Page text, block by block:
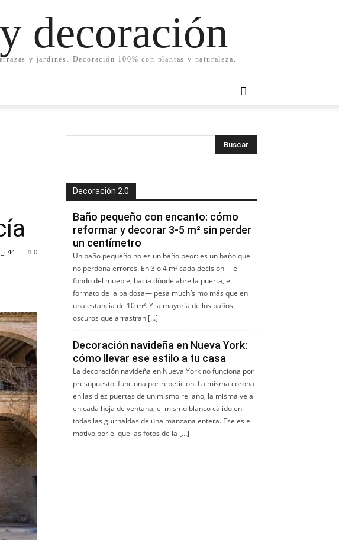
decoración
y jardines. Decoración 100% con plantas y naturaleza.
0
44
Decoración 2.0
Baño pequeño con encanto: cómo
reformar y decorar 3-5 m² sin perder
un centímetro
Un baño pequeño no es un baño peor: es un baño que
no perdona errores. En 3 o 4 m² cada decisión —el
fondo del mueble, hacia dónde abre la puerta, el
formato de la baldosa— pesa muchísimo más que en
una estancia de 10 m². Y la mayoría de los baños
oscuros que arrastran […]
Decoración navideña en Nueva York:
cómo llevar ese estilo a tu casa
La decoración navideña en Nueva York no funciona por
presupuesto: funciona por repetición. La misma corona
en las diez puertas de un mismo rellano, la misma vela
en cada hoja de ventana, el mismo blanco cálido en
todas las guirnaldas de una manzana entera. Ese es el
motivo por el que las fotos de la […]